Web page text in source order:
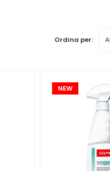
Ordina per:
NEW